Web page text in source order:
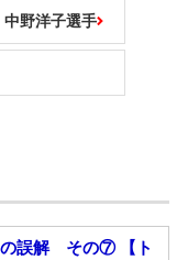
野洋子選手
の誤解 その⑦ 【ト